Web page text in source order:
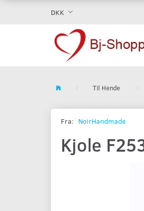
DKK
Til Hende
Fra: NoirHandmade
Kjole